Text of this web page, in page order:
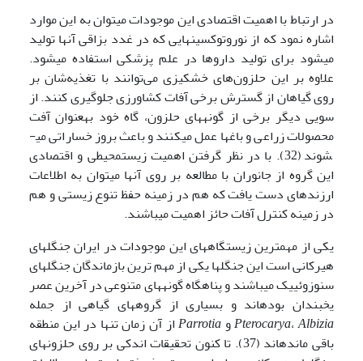
در ارتباط با اهمیت اقتصادی این موجودات می­توان به این موارد
اشاره نمود که از نوروتوکسین­هایی که در غدد بزاقی آن­ها تولید
می­شود برای تولید داروها در علم پزشکی استفاده می­شود.
علاوه بر این حلزون‌های خشکی­زی می‌توانند با تغذیه‌شان بر
روی گیاهان از گسترش برخی آفات کشاورزی جلوگیری کنند. از
سویی دیگر برخی از گونه­های حلزون، گاه خود به­عنوان آفت
محصولات زراعی و باغ­ها عمل می­کنند و باعث بروز خساراتی می­
شوند (32). با در نظر گرفتن اهمیت زیست­محیطی و اقتصادی
این گروه از جانوران با مطالعه بر روی آن­ها می­توان به اطلاعات
ارزنده­ای دست یافت که هم در زمینه حفظ تنوع زیستی و هم
در زمینه کنترل آفات حائز اهمیت می­باشند.
یکی از مهم­ترین زیستگاه­های این موجودات در ایران جنگل­های
هیرکانی است این جنگل­ها یکی از مهم ترین بازماندگان جنگل­های
سنوزوئییک می­باشند و پناهگاه گونه­ها­ی متنوعی در آخرین عصر
یخبندان بوده­اند و بسیاری از گروه­های گیاهی از جمله
Pterocarya،Albizia و Parrotiaاز آن زمان تنها در این منطقه
باقی مانده­اند (37). تا کنون تحقیقات اندکی بر روی حلزون­های